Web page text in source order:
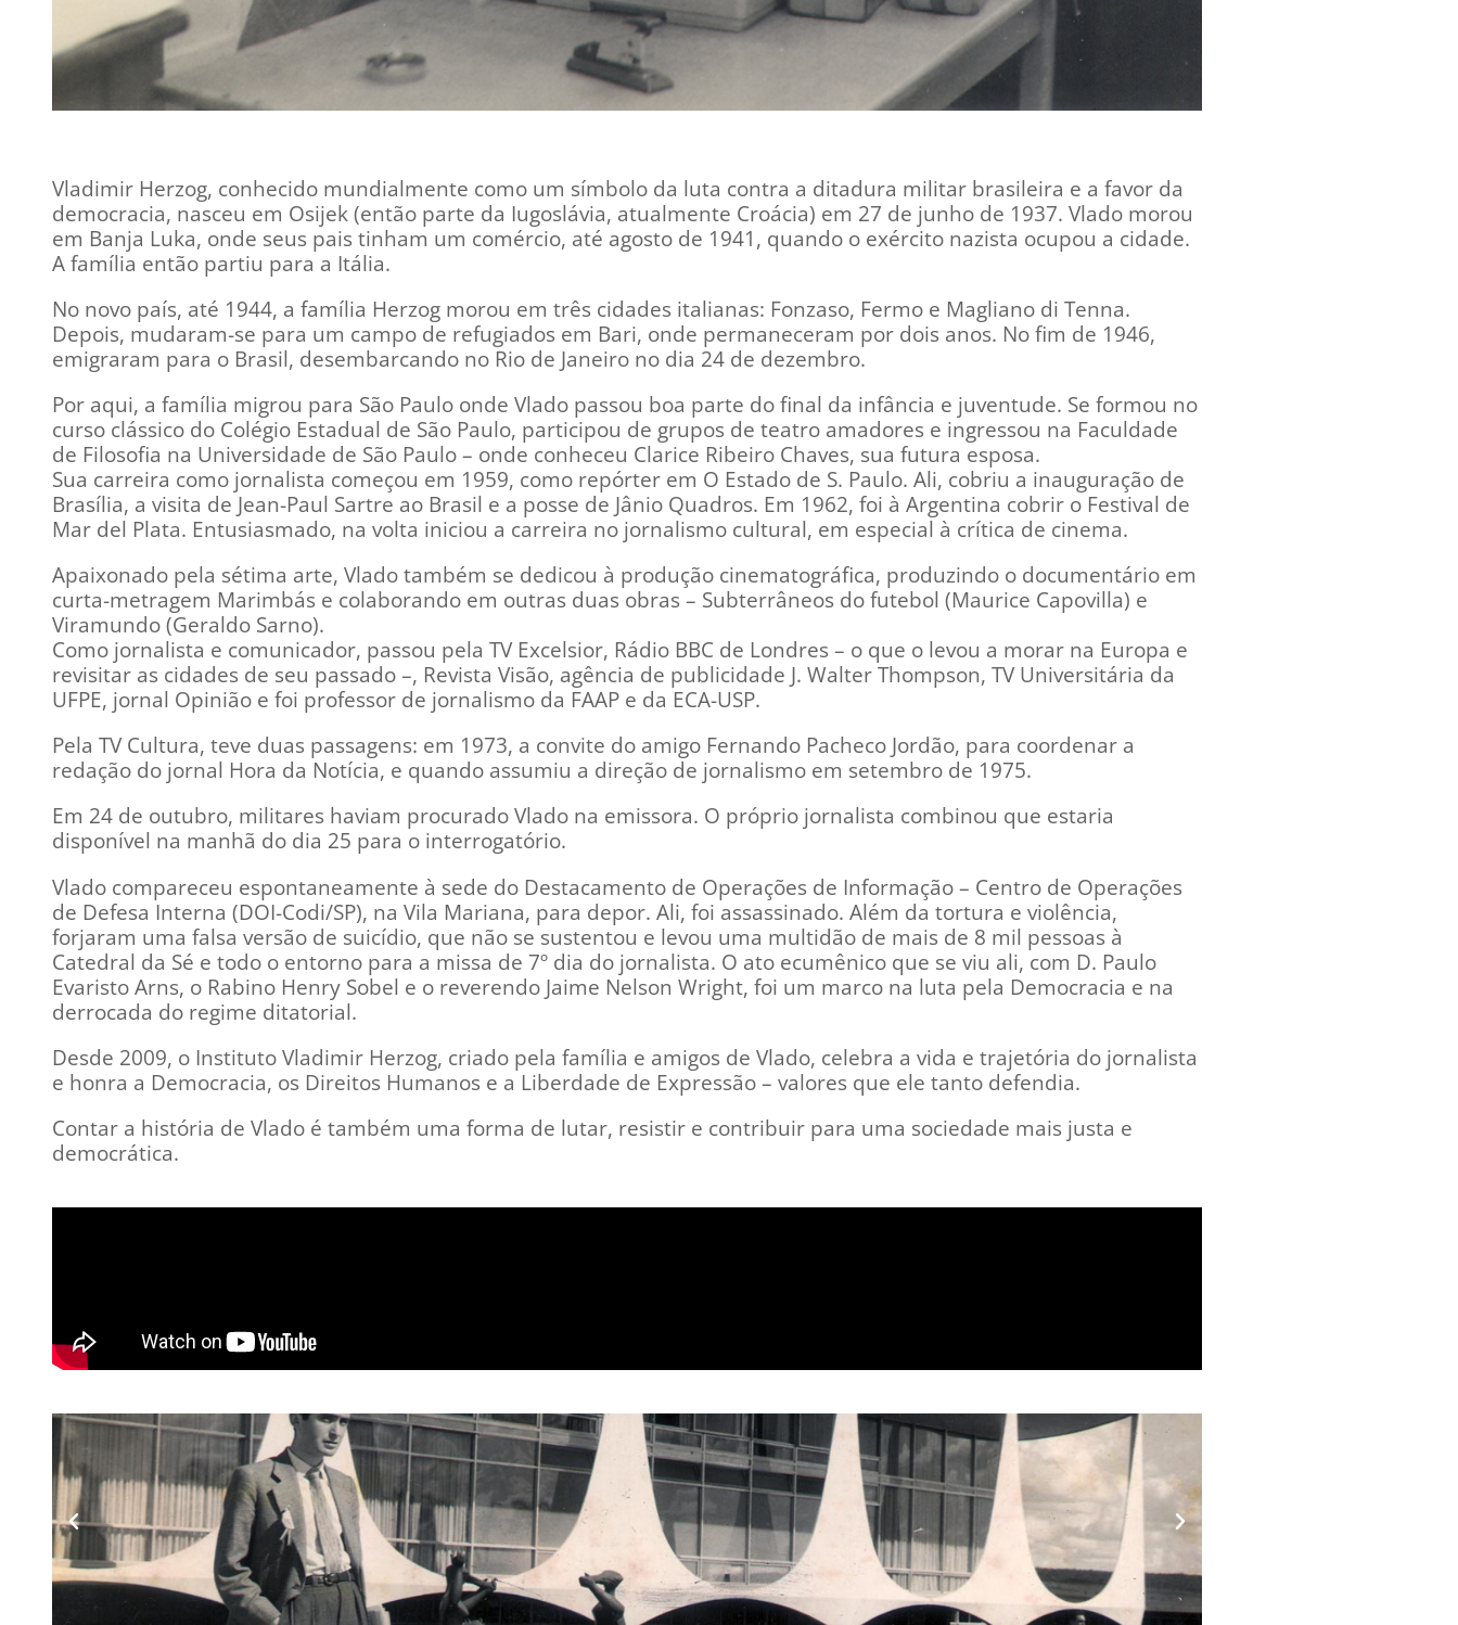
Vladimir Herzog, conhecido mundialmente como um símbolo da luta contra a ditadura militar brasileira e a favor da
democracia, nasceu em Osijek (então parte da Iugoslávia, atualmente Croácia) em 27 de junho de 1937. Vlado morou
em Banja Luka, onde seus pais tinham um comércio, até agosto de 1941, quando o exército nazista ocupou a cidade.
A família então partiu para a Itália.
No novo país, até 1944, a família Herzog morou em três cidades italianas: Fonzaso, Fermo e Magliano di Tenna.
Depois, mudaram-se para um campo de refugiados em Bari, onde permaneceram por dois anos. No fim de 1946,
emigraram para o Brasil, desembarcando no Rio de Janeiro no dia 24 de dezembro.
Por aqui, a família migrou para São Paulo onde Vlado passou boa parte do final da infância e juventude. Se formou no
curso clássico do Colégio Estadual de São Paulo, participou de grupos de teatro amadores e ingressou na Faculdade
de Filosofia na Universidade de São Paulo – onde conheceu Clarice Ribeiro Chaves, sua futura esposa.
Sua carreira como jornalista começou em 1959, como repórter em O Estado de S. Paulo. Ali, cobriu a inauguração de
Brasília, a visita de Jean-Paul Sartre ao Brasil e a posse de Jânio Quadros. Em 1962, foi à Argentina cobrir o Festival de
Mar del Plata. Entusiasmado, na volta iniciou a carreira no jornalismo cultural, em especial à crítica de cinema.
Apaixonado pela sétima arte, Vlado também se dedicou à produção cinematográfica, produzindo o documentário em
curta-metragem Marimbás e colaborando em outras duas obras – Subterrâneos do futebol (Maurice Capovilla) e
Viramundo (Geraldo Sarno).
Como jornalista e comunicador, passou pela TV Excelsior, Rádio BBC de Londres – o que o levou a morar na Europa e
revisitar as cidades de seu passado –, Revista Visão, agência de publicidade J. Walter Thompson, TV Universitária da
UFPE, jornal Opinião e foi professor de jornalismo da FAAP e da ECA-USP.
Pela TV Cultura, teve duas passagens: em 1973, a convite do amigo Fernando Pacheco Jordão, para coordenar a
redação do jornal Hora da Notícia, e quando assumiu a direção de jornalismo em setembro de 1975.
Em 24 de outubro, militares haviam procurado Vlado na emissora. O próprio jornalista combinou que estaria
disponível na manhã do dia 25 para o interrogatório.
Vlado compareceu espontaneamente à sede do Destacamento de Operações de Informação – Centro de Operações
de Defesa Interna (DOI-Codi/SP), na Vila Mariana, para depor. Ali, foi assassinado. Além da tortura e violência,
forjaram uma falsa versão de suicídio, que não se sustentou e levou uma multidão de mais de 8 mil pessoas à
Catedral da Sé e todo o entorno para a missa de 7º dia do jornalista. O ato ecumênico que se viu ali, com D. Paulo
Evaristo Arns, o Rabino Henry Sobel e o reverendo Jaime Nelson Wright, foi um marco na luta pela Democracia e na
derrocada do regime ditatorial.
Desde 2009, o Instituto Vladimir Herzog, criado pela família e amigos de Vlado, celebra a vida e trajetória do jornalista
e honra a Democracia, os Direitos Humanos e a Liberdade de Expressão – valores que ele tanto defendia.
Contar a história de Vlado é também uma forma de lutar, resistir e contribuir para uma sociedade mais justa e
democrática.